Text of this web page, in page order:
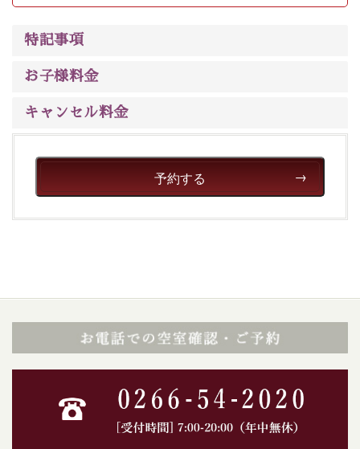
特記事項
お子様料金
キャンセル料金
予約する